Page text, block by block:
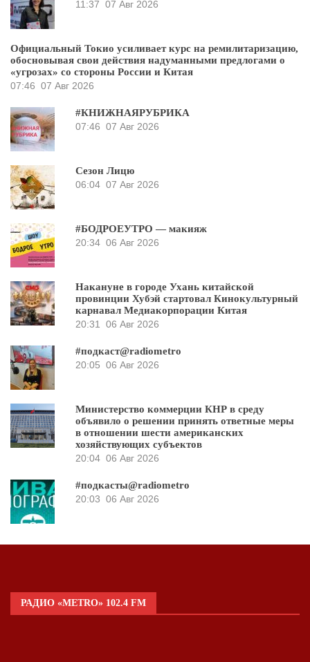
11:37 07 Авг 2026
Официальный Токио усиливает курс на ремилитаризацию,
обосновывая свои действия надуманными предлогами о
«угрозах» со стороны России и Китая
07:46 07 Авг 2026
#КНИЖНАЯРУБРИКА
07:46 07 Авг 2026
Сезон Лицю
06:04 07 Авг 2026
#БОДРОЕУТРО — макияж
20:34 06 Авг 2026
Накануне в городе Ухань китайской
провинции Хубэй стартовал Кинокультурный
карнавал Медиакорпорации Китая
20:31
06 Авг 2026
#подкаст@radiometro
20:05 06 Авг 2026
Министерство коммерции КНР в среду
объявило о решении принять ответные меры
в отношении шести американских
хозяйствующих субъектов
20:04 06 Авг 2026
#подкасты@radiometro
20:03 06 Авг 2026
РАДИО «METRO» 102.4 FM